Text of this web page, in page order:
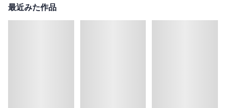
最近みた作品